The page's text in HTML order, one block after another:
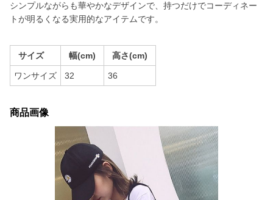
シンプルながらも華やかなデザインで、持つだけでコーディネー
トが明るくなる実用的なアイテムです。
サイズ 幅(cm) 高さ(cm)
ワンサイズ 32 36
商品画像